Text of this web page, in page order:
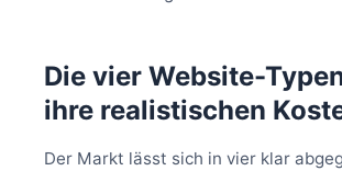
Die vier Website-
ihre realistischen
Der Markt lässt sich in vier klar